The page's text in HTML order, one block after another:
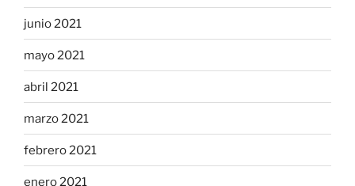
junio 2021
mayo 2021
abril 2021
marzo 2021
febrero 2021
enero 2021